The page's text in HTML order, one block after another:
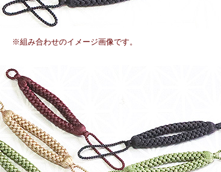
※組み合わせのイメージ画像です。